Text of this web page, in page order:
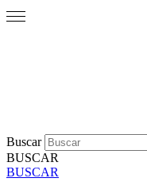
Buscar
BUSCAR
BUSCAR